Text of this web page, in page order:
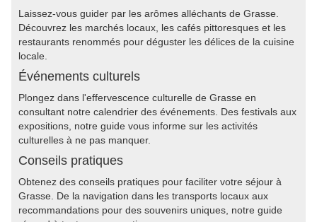
Laissez-vous guider par les arômes alléchants de Grasse.
Découvrez les marchés locaux, les cafés pittoresques et les
restaurants renommés pour déguster les délices de la cuisine
locale.
Événements culturels
Plongez dans l'effervescence culturelle de Grasse en
consultant notre calendrier des événements. Des festivals aux
expositions, notre guide vous informe sur les activités
culturelles à ne pas manquer.
Conseils pratiques
Obtenez des conseils pratiques pour faciliter votre séjour à
Grasse. De la navigation dans les transports locaux aux
recommandations pour des souvenirs uniques, notre guide